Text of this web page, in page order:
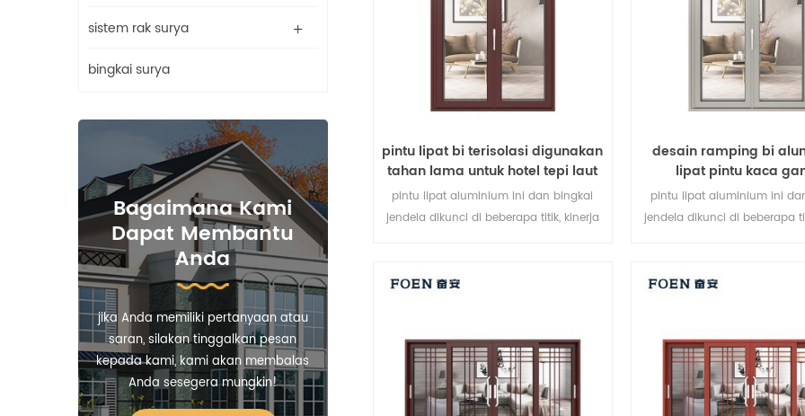
sistem rak surya
bingkai surya
Bagaimana Kami
Dapat Membantu
Anda
jika Anda memiliki pertanyaan atau
saran, silakan tinggalkan pesan
kepada kami, kami akan membalas
Anda sesegera mungkin!
pintu lipat bi terisolasi digunakan
tahan lama untuk hotel tepi laut
pintu lipat aluminium ini dan bingkai
jendela dikunci di beberapa titik, kinerja
pintu untuk memenuhi berbagai
desain ramping bi
lipat pintu kaca
pintu lipat aluminium ini
jendela dikunci di beberapa
pintu untuk memenuhi